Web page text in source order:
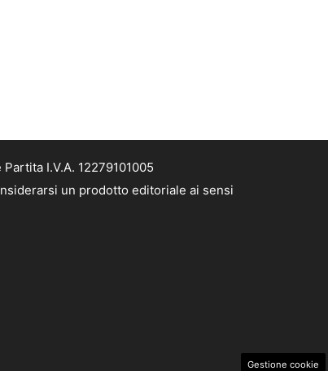
I.V.A. 12279101005
un prodotto editoriale ai sensi
Gestione cookie